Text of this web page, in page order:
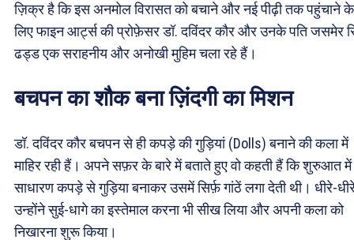
ज़िक्र है कि इस अनमोल विरासत को बचाने और नई पीढ़ी तक पहुंचाने के
लिए फाइन आर्ट्स की प्रोफ़ेसर डॉ. दविंदर कौर और उनके पति जसमेर
ढड्ड एक सराहनीय और अनोखी मुहिम चला रहे हैं।
बचपन का शौक बना ज़िंदगी का मिशन
डॉ. दविंदर कौर बचपन से ही कपड़े की गुड़ियां (Dolls) बनाने की कला में
माहिर रही हैं। अपने सफ़र के बारे में बताते हुए वो कहती हैं कि शुरुआत में
साधारण कपड़े से गुड़िया बनाकर उसमें सिर्फ़ गांठें लगा देती थी। धीरे-
उन्होंने सुई-धागे का इस्तेमाल करना भी सीख लिया और अपनी कला को
निखारना शुरू किया।